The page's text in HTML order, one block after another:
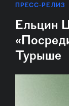
ПРЕСС-РЕЛИЗ
Ельцин
Турыше